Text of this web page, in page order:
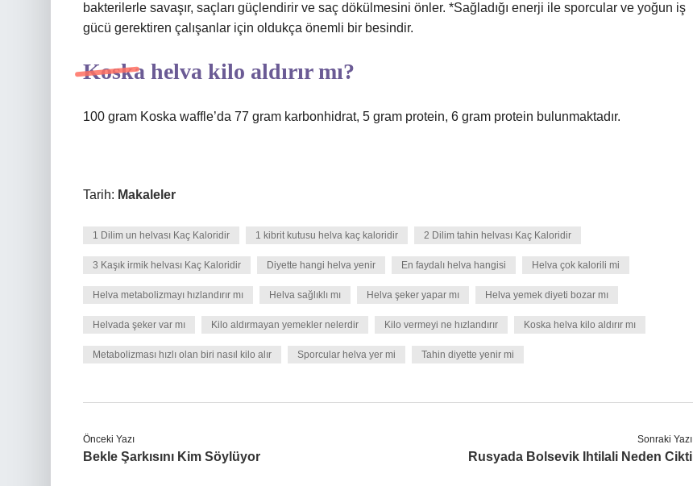
bakterilerle savaşır, saçları güçlendirir ve saç dökülmesini önler. *Sağladığı enerji ile sporcular ve yoğun iş
gücü gerektiren çalışanlar için oldukça önemli bir besindir.
Koska helva kilo aldırır mı?
100 gram Koska waffle’da 77 gram karbonhidrat, 5 gram protein, 6 gram protein bulunmaktadır.
Tarih: Makaleler
1 Dilim un helvası Kaç Kaloridir 1 kibrit kutusu helva kaç kaloridir 2 Dilim tahin helvası Kaç Kaloridir
3 Kaşık irmik helvası Kaç Kaloridir Diyette hangi helva yenir En faydalı helva hangisi Helva çok kalorili mi
Helva metabolizmayı hızlandırır mı Helva sağlıklı mı Helva şeker yapar mı Helva yemek diyeti bozar mı
Helvada şeker var mı Kilo aldırmayan yemekler nelerdir Kilo vermeyi ne hızlandırır Koska helva kilo aldırır mı
Metabolizması hızlı olan biri nasıl kilo alır Sporcular helva yer mi Tahin diyette yenir mi
Önceki Yazı
Bekle Şarkısını Kim Söylüyor
Sonraki Yazı
Rusyada Bolsevik Ihtilali Neden Cikti